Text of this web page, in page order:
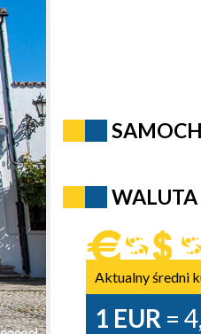
WALUTA
Aktualny średni
1 EUR =